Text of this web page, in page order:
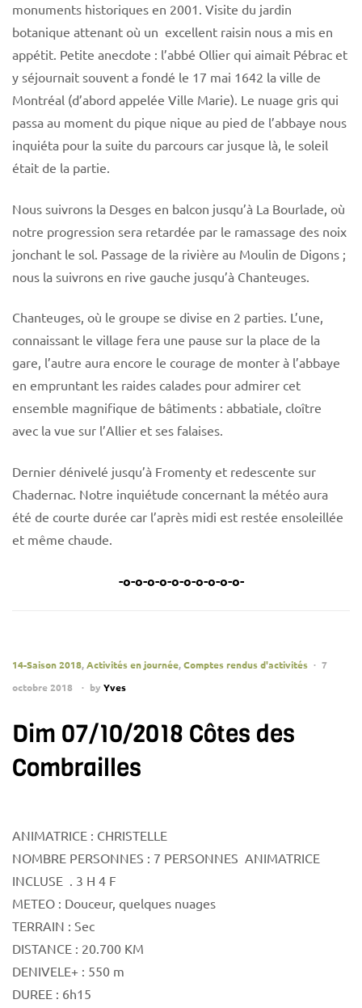
monuments historiques en 2001. Visite du jardin
botanique attenant où un excellent raisin nous a mis en
appétit. Petite anecdote : l’abbé Ollier qui aimait Pébrac et
y séjournait souvent a fondé le 17 mai 1642 la ville de
Montréal (d’abord appelée Ville Marie). Le nuage gris qui
passa au moment du pique nique au pied de l’abbaye nous
inquiéta pour la suite du parcours car jusque là, le soleil
était de la partie.
Nous suivrons la Desges en balcon jusqu’à La Bourlade, où
notre progression sera retardée par le ramassage des noix
jonchant le sol. Passage de la rivière au Moulin de Digons ;
nous la suivrons en rive gauche jusqu’à Chanteuges.
Chanteuges, où le groupe se divise en 2 parties. L’une,
connaissant le village fera une pause sur la place de la
gare, l’autre aura encore le courage de monter à l’abbaye
en empruntant les raides calades pour admirer cet
ensemble magnifique de bâtiments : abbatiale, cloître
avec la vue sur l’Allier et ses falaises.
Dernier dénivelé jusqu’à Fromenty et redescente sur
Chadernac. Notre inquiétude concernant la météo aura
été de courte durée car l’après midi est restée ensoleillée
et même chaude.
-o-o-o-o-o-o-o-o-o-o-
14-Saison 2018,Activités en journée,Comptes rendus d'activités
7
octobre 2018
by Yves
Dim 07/10/2018 Côtes des
Combrailles
ANIMATRICE : CHRISTELLE
NOMBRE PERSONNES : 7 PERSONNES ANIMATRICE
INCLUSE . 3 H 4 F
METEO : Douceur, quelques nuages
TERRAIN : Sec
DISTANCE : 20.700 KM
DENIVELE+ : 550 m
DUREE : 6h15